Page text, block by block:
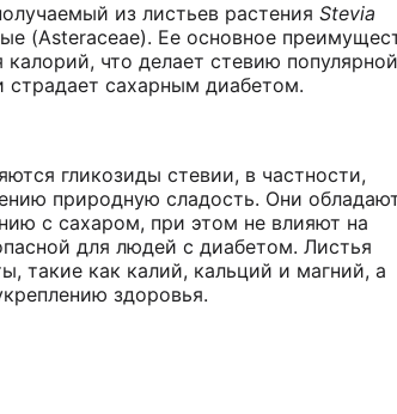
из листьев растенияStevia
(Asteraceae). Ее основное
калорий, что делает стевию популярной
сахарным диабетом.
гликозиды стевии, в частности,
природную сладость. Они
с сахаром, при этом не влияют на
для людей с диабетом. Листья
такие как калий, кальций и магний, а
здоровья.